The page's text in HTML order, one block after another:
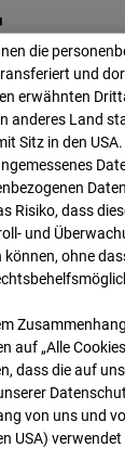
Impressum
Alle Länder
13 13:45
BV-
-
die
und
erwähnten
anderes Land
Sitz in den
Risiko, dass
und
ohne
auf „Alle
dass die auf
von uns und
USA)